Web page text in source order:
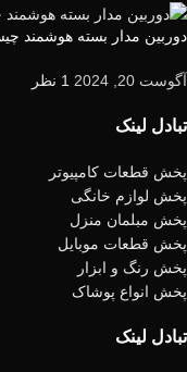
دوربین مدار بسته هوشمند
آگوست 20, 2024 1 نظر
تبادل لینک
پخش قطعات کامپیوتر
پخش لوازم خانگی
پخش مبلمان منزل
پخش قطعات موبایل
پخش رنگ و ابزار
پخش انواع پوشاک
تبادل لینک